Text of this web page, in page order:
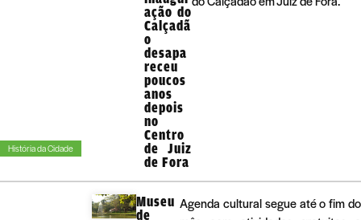
História da Cidade
ação do
Calçadã
o
desapa
receu
poucos
anos
depois
no
Centro
de Juiz
de Fora
Museu
de
Agenda cultural segue até o fim do